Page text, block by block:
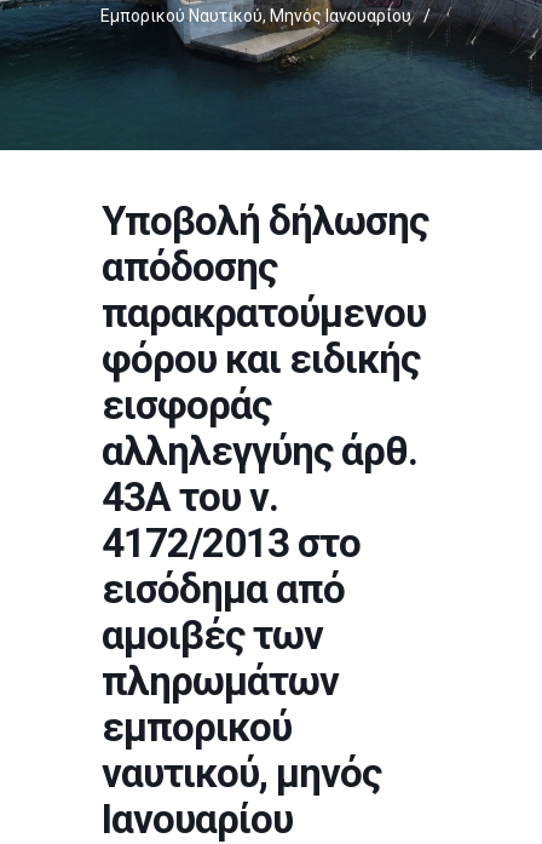
Εμπορικού Ναυτικού, Μηνός Ιανουαρίου
/
Υποβολή δήλωσης
απόδοσης
παρακρατούμενου
φόρου και ειδικής
εισφοράς
αλληλεγγύης άρθ.
43Α του ν.
4172/2013 στο
εισόδημα από
αμοιβές των
πληρωμάτων
εμπορικού
ναυτικού, μηνός
Ιανουαρίου